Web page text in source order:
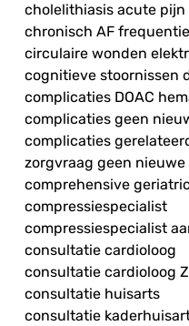
cholelithiasis acute pijn
chronisch AF
circulaire wonden
cognitieve stoornissen
complicaties DOAC
complicaties geen
complicaties
zorgvraag geen
comprehensive
compressiespecialist
compressiespecialist
consultatie cardioloog
consultatie cardioloog
consultatie huisarts
consultatie